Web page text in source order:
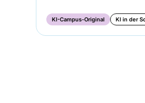
KI-Campus-Original KI in der